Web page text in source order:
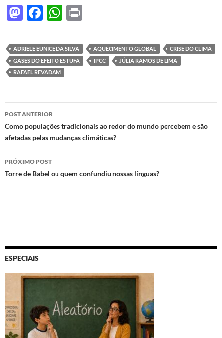
M
to
d
o
F
e
b
o
k
W
at
s
A
p
nt
ADRIELE EUNICE DA SILVA AQUECIMENTO GLOBAL
CRISE DO CLIMA
GASES DO EFEITO ESTUFA
IPCC
JÚLIA RAMOS DE LIMA
RAFAEL REVADAM
Navegação
de
posts
POST ANTERIOR
Como populações tradicionais ao redor do mundo percebem e são
afetadas pelas mudanças climáticas?
PRÓXIMO POST
Torre de Babel ou quem confundiu nossas línguas?
ESPECIAIS